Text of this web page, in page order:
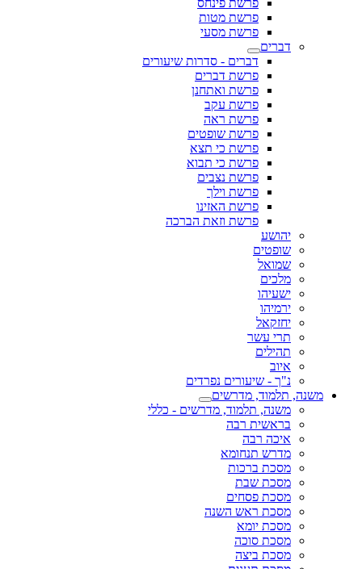
פרשת פינחס
פרשת מטות
פרשת מסעי
דברים
דברים - סדרות שיעורים
פרשת דברים
פרשת ואתחנן
פרשת עקב
פרשת ראה
פרשת שופטים
פרשת כי תצא
פרשת כי תבוא
פרשת נצבים
פרשת וילך
פרשת האזינו
פרשת וזאת הברכה
יהושע
שופטים
שמואל
מלכים
ישעיהו
ירמיהו
יחזקאל
תרי עשר
תהילים
איוב
נ"ך - שיעורים נפרדים
משנה, תלמוד, מדרשים
משנה, תלמוד, מדרשים - כללי
בראשית רבה
איכה רבה
מדרש תנחומא
מסכת ברכות
מסכת שבת
מסכת פסחים
מסכת ראש השנה
מסכת יומא
מסכת סוכה
מסכת ביצה